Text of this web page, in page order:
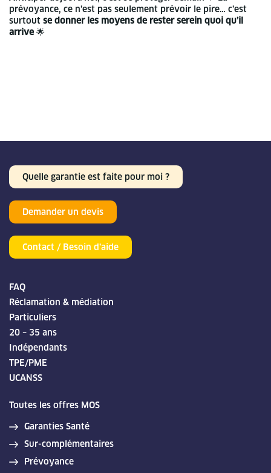
prévoyance, ce n’est pas seulement prévoir le pire… c’est
surtout se donner les moyens de rester serein quoi qu’il
arrive🌟
Quelle garantie est faite pour moi ?
Demander un devis
Contact / Besoin d’aide
FAQ
Réclamation & médiation
Particuliers
20 – 35 ans
Indépendants
TPE/PME
UCANSS
Toutes les offres MOS
Garanties Santé
Sur-complémentaires
Prévoyance